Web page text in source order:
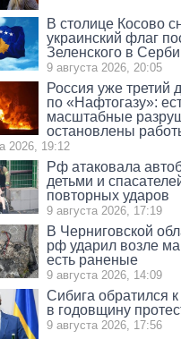
В столице Косово
украинский флаг
Зеленского в
9 августа 2026, 20:05
Россия уже третий
по «Нафтогазу»:
масштабные
остановлены
2026, 19:12
Рф атаковала
детьми и
повторных ударов
9 августа 2026, 17:19
В Черниговской
рф ударил возле
есть раненые
9 августа 2026, 14:09
Сибига обратился
в годовщину
9 августа 2026, 17:56